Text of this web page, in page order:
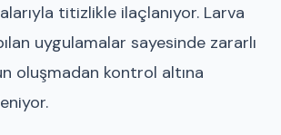
titizlikle ilaçlanıyor. Larva
uygulamalar sayesinde zararlı
oluşmadan kontrol altına